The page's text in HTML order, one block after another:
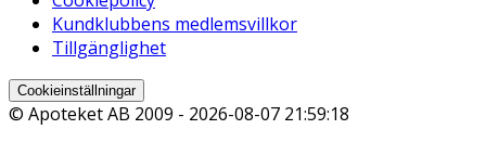
Kundklubbens medlemsvillkor
Tillgänglighet
Cookieinställningar
© Apoteket AB 2009 - 2026-08-07 21:59:18